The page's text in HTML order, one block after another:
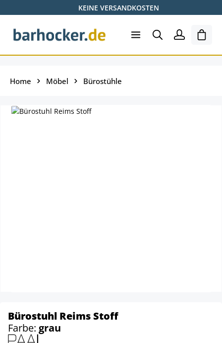
Zum Hauptinhalt springenKEINE VERSANDKOSTEN
Home Möbel Bürostühle
Bürostuhl Reims Stoff
Farbe: grau